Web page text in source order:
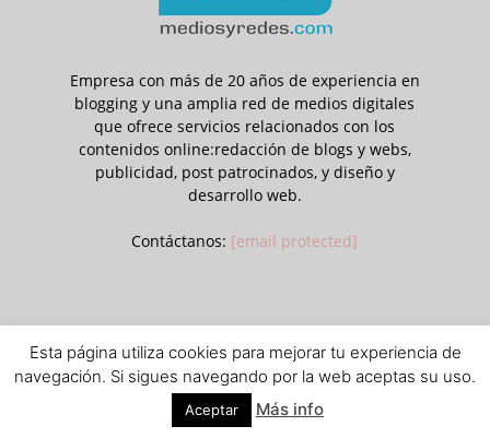
Empresa con más de 20 años de experiencia en
blogging y una amplia red de medios digitales
que ofrece servicios relacionados con los
contenidos online:redacción de blogs y webs,
publicidad, post patrocinados, y diseño y
desarrollo web.
Contáctanos: [email protected]
Aviso legal Política de privacidad y cookies
© © Contenidos bajo licencia Creative Commons (CC) 1995-2018 Medios
y Redes online. Otros contenidos se cita fuente.
Esta página utiliza cookies para mejorar tu experiencia de
navegación. Si sigues navegando por la web aceptas su uso.
Aceptar Más info